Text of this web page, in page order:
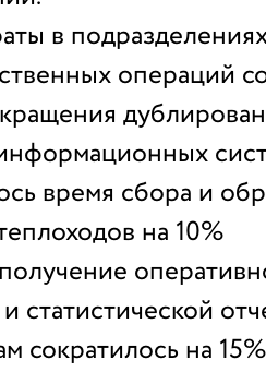
в
операций
время сбора и
на 10%
статистической
сократилось на